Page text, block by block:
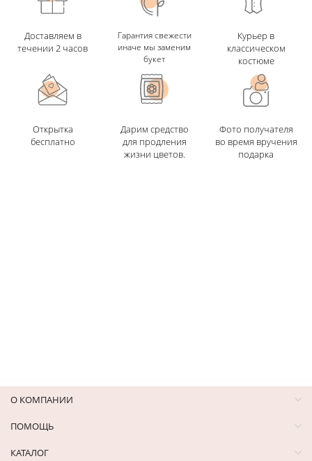
Доставляем в
течении 2 часов
Гарантия свежести
иначе мы заменим
букет
Курьер в
классическом
костюме
Открытка
бесплатно
Дарим средство
для продления
жизни цветов.
Фото получателя
во время вручения
подарка
О КОМПАНИИ
ПОМОЩЬ
КАТАЛОГ